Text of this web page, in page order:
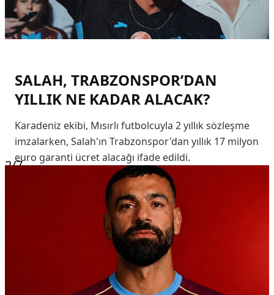
SALAH, TRABZONSPOR’DAN
YILLIK NE KADAR ALACAK?
Karadeniz ekibi, Mısırlı futbolcuyla 2 yıllık sözleşme
imzalarken, Salah'ın Trabzonspor'dan yıllık 17 milyon
euro garanti ücret alacağı ifade edildi.
2/7